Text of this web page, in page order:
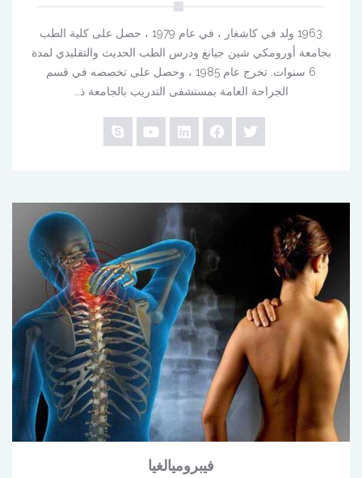
1963 ولد في كاشغار ، في عام 1979 ، حصل على كلية الطب
بجامعة أورومكي شين جيانغ ودرس الطب الحديث والتقليدي لمدة
6 سنوات. تخرج عام 1985 ، وحصل على تخصصه في قسم
الجراحة العامة بمستشفى التدريب بالجامعة ذ…
فيبروميالغيا